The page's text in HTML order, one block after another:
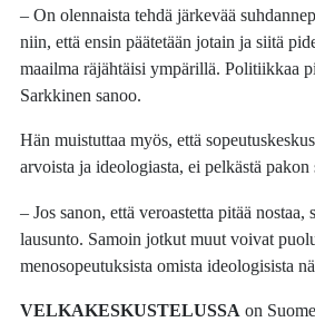
– On olennaista tehdä järkevää
niin, että ensin päätetään jotain ja siitä
maailma räjähtäisi ympärillä. Politiikkaa
Sarkkinen sanoo.
Hän muistuttaa myös, että
arvoista ja ideologiasta, ei pelkästä pakon
– Jos sanon, että veroastetta pitää nostaa,
lausunto. Samoin jotkut muut voivat
menosopeutuksista omista ideologisista
VELKAKESKUSTELUSSA on